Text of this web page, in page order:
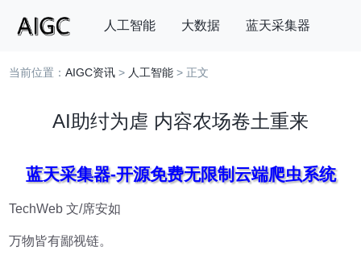
人工智能 大数据 蓝天采集器
搜索
当前位置：AIGC资讯 > 人工智能 > 正文
AI助纣为虐 内容农场卷土重来
蓝天采集器-开源免费无限制云端爬虫系统
TechWeb 文/席安如
万物皆有鄙视链。